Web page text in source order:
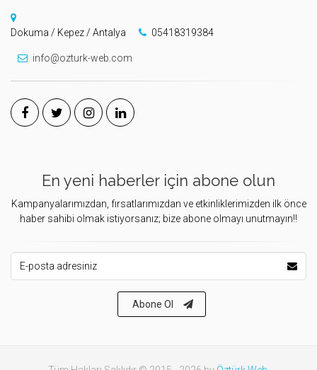
Dokuma / Kepez / Antalya 05418319384
info@ozturk-web.com
En yeni haberler için abone olun
Kampanyalarımızdan, fırsatlarımızdan ve etkinliklerimizden ilk önce
haber sahibi olmak istiyorsanız; bize abone olmayı unutmayın!!
Abone Ol